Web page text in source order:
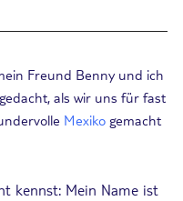
Freund Benny und ich
als wir uns für fast
Mexiko gemacht
kennst: Mein Name ist